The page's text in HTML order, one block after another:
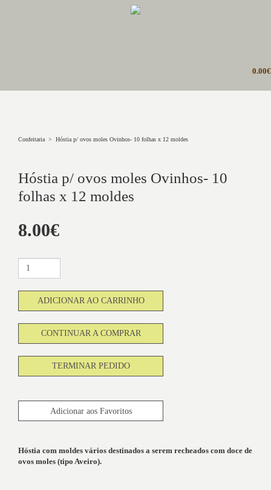
0.00
VER CARRINHO COMPLETO
Confeitaria > Hóstia p/ ovos moles Ovinhos- 10 folhas x 12 moldes
Hóstia p/ ovos moles Ovinhos- 10
folhas x 12 moldes
8.00€
ADICIONAR AO CARRINHO
CONTINUAR A COMPRAR
TERMINAR PEDIDO
Adicionar aos Favoritos
Hóstia com moldes vários destinados a serem recheados com doce de
ovos moles (tipo Aveiro).